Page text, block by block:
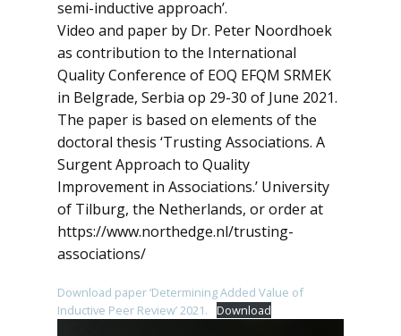
semi-inductive approach’.
Video and paper by Dr. Peter Noordhoek
as contribution to the International
Quality Conference of EOQ EFQM SRMEK
in Belgrade, Serbia op 29-30 of June 2021.
The paper is based on elements of the
doctoral thesis ‘Trusting Associations. A
Surgent Approach to Quality
Improvement in Associations.’ University
of Tilburg, the Netherlands, or order at
https://www.northedge.nl/trusting-
associations/
Download paper ‘Determining Added Value of
Inductive Peer Review’ 2021.
Download